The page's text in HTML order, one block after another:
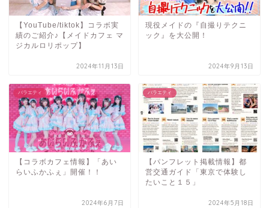
【YouTube/tiktok】コラボ実
績のご紹介♪【メイドカフェ マ
ジカルロリポップ】
2024年11月13日
現役メイドの『自撮りテクニ
ック』を大公開！
2024年9月13日
バラエティ
【コラボカフェ情報】「あい
らいふかふぇ」開催！！
2024年6月7日
バラエティ
【パンフレット掲載情報】都
営交通ガイド「東京で体験し
たいこと１５」
2024年5月18日